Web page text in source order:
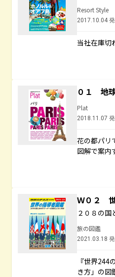
Resort Style
2017.10.04
当社在庫切
０１ 地
Plat
2018.11.07
花の都パリ
図解で案内
Ｗ０２
２０８の
旅の図鑑
2021.03.18
『世界
き方」の図